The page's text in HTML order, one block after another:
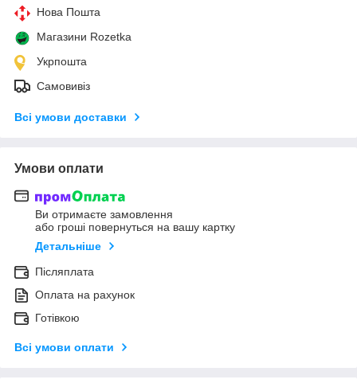
Нова Пошта
Магазини Rozetka
Укрпошта
Самовивіз
Всі умови доставки
Умови оплати
Ви отримаєте замовлення
або гроші повернуться на вашу картку
Детальніше
Післяплата
Оплата на рахунок
Готівкою
Всі умови оплати